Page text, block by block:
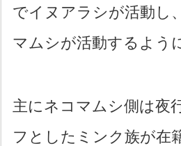
でイヌアラシが活動し
マムシが活動するよう
主にネコマムシ側は夜
フとしたミンク族が在